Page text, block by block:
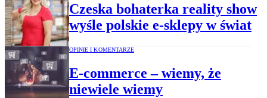
Czeska bohaterka reality show
wyśle polskie e-sklepy w świat
OPINIE I KOMENTARZE
E-commerce – wiemy, że
niewiele wiemy